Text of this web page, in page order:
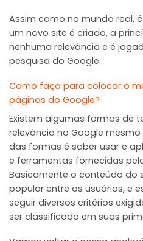
Assim como no mundo real,
um novo site é criado, a
nenhuma relevância e é
pesquisa do Google.
Como faço para colocar o
páginas do Google?
Existem algumas formas de
relevância no Google
das formas é saber usar e
e ferramentas fornecidas
Basicamente o conteúdo do
popular entre os usuários, e
seguir diversos critérios
ser classificado em suas